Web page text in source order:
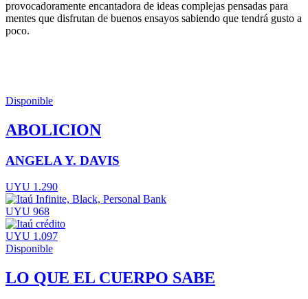
provocadoramente encantadora de ideas complejas pensadas para
mentes que disfrutan de buenos ensayos sabiendo que tendrá gusto a
poco.
Disponible
ABOLICION
ANGELA Y. DAVIS
UYU 1.290
UYU 968
UYU 1.097
Disponible
LO QUE EL CUERPO SABE